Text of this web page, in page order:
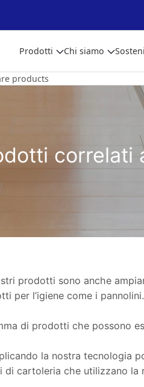
Prodotti Chi siamo
products
correlati
prodotti sono anche
l’igiene come i
di prodotti che possono
la nostra tecnologia
cartoleria che utilizzano la